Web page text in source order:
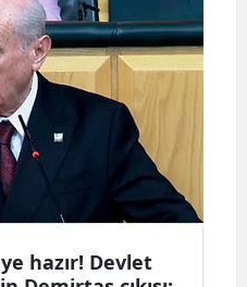
hazır! Devlet